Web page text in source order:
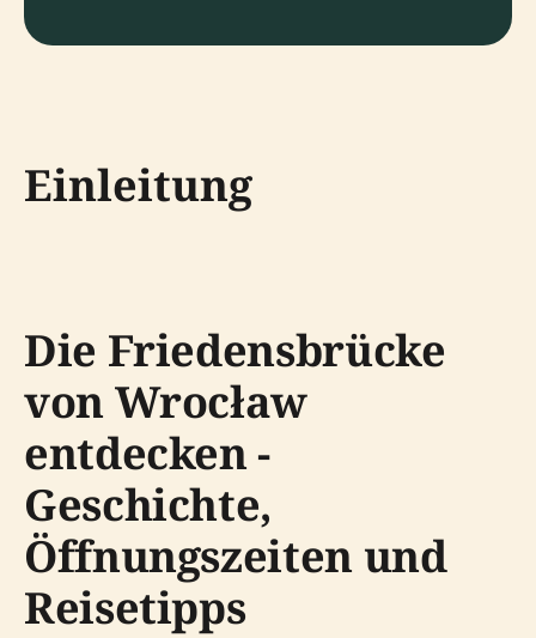
Einleitung
Die Friedensbrücke
von Wrocław
entdecken -
Geschichte,
Öffnungszeiten und
Reisetipps